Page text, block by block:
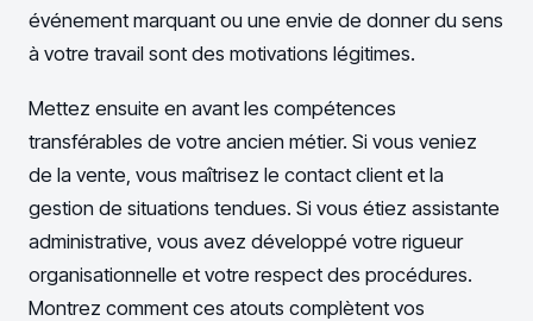
événement marquant ou une envie de donner du sens
à votre travail sont des motivations légitimes.
Mettez ensuite en avant les compétences
transférables de votre ancien métier. Si vous veniez
de la vente, vous maîtrisez le contact client et la
gestion de situations tendues. Si vous étiez assistante
administrative, vous avez développé votre rigueur
organisationnelle et votre respect des procédures.
Montrez comment ces atouts complètent vos